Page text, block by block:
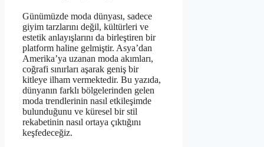
Günümüzde moda dünyası, sadece
giyim tarzlarını değil, kültürleri ve
estetik anlayışlarını da birleştiren bir
platform haline gelmiştir. Asya’dan
Amerika’ya uzanan moda akımları,
coğrafi sınırları aşarak geniş bir
kitleye ilham vermektedir. Bu yazıda,
dünyanın farklı bölgelerinden gelen
moda trendlerinin nasıl etkileşimde
bulunduğunu ve küresel bir stil
rekabetinin nasıl ortaya çıktığını
keşfedeceğiz.